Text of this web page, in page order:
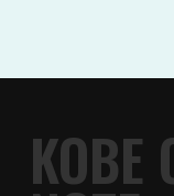
KOBE